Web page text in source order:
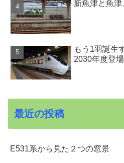
新魚津と魚
もう1羽誕生
2030年度登場
最近の投稿
E531系から見た２つの窓景